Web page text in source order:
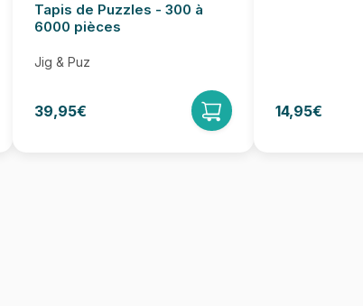
Tapis de Puzzles - 300 à
6000 pièces
Jig & Puz
39,95€ 14,95€